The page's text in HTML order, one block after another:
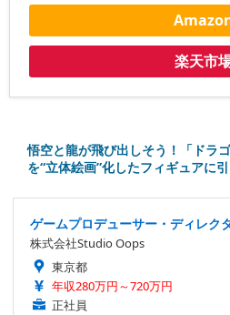
楽天市
悟空と龍が飛び出しそう！「ドラ
を“立体絵画”化したフィギュアに
ゲームプロデューサー・ディレク
株式会社Studio Oops
東京都
年収280万円～720万円
正社員